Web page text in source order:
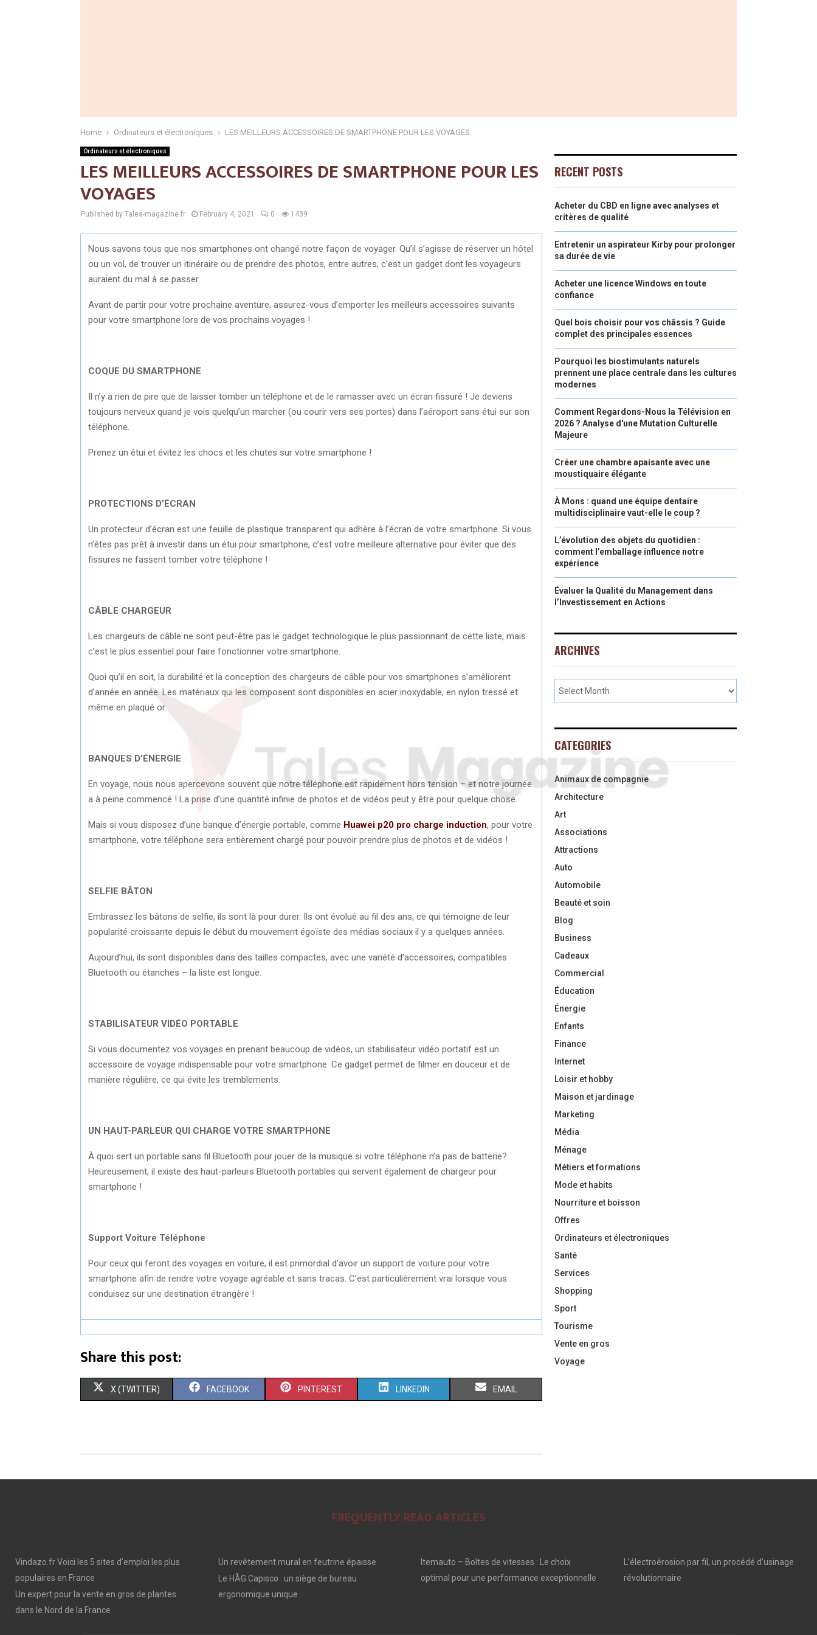
Home Ordinateurs et électroniques LES MEILLEURS ACCESSOIRES DE SMARTPHONE POUR LES VOYAGES
Ordinateurs et électroniques
LES MEILLEURS ACCESSOIRES DE SMARTPHONE POUR LES
VOYAGES
Published by Tales-magazine.fr February 4, 2021 0 1439
Nous savons tous que nos smartphones ont changé notre façon de voyager. Qu’il s’agisse de réserver un hôtel
ou un vol, de trouver un itinéraire ou de prendre des photos, entre autres, c’est un gadget dont les voyageurs
auraient du mal à se passer.
Avant de partir pour votre prochaine aventure, assurez-vous d’emporter les meilleurs accessoires suivants
pour votre smartphone lors de vos prochains voyages !
COQUE DU SMARTPHONE
Il n’y a rien de pire que de laisser tomber un téléphone et de le ramasser avec un écran fissuré ! Je deviens
toujours nerveux quand je vois quelqu’un marcher (ou courir vers ses portes) dans l’aéroport sans étui sur son
téléphone.
Prenez un étui et évitez les chocs et les chutes sur votre smartphone !
PROTECTIONS D’ÉCRAN
Un protecteur d’écran est une feuille de plastique transparent qui adhère à l’écran de votre smartphone. Si vous
n’êtes pas prêt à investir dans un étui pour smartphone, c’est votre meilleure alternative pour éviter que des
fissures ne fassent tomber votre téléphone !
CÂBLE CHARGEUR
Les chargeurs de câble ne sont peut-être pas le gadget technologique le plus passionnant de cette liste, mais
c’est le plus essentiel pour faire fonctionner votre smartphone.
Quoi qu’il en soit, la durabilité et la conception des chargeurs de câble pour vos smartphones s’améliorent
d’année en année. Les matériaux qui les composent sont disponibles en acier inoxydable, en nylon tressé et
même en plaqué or.
BANQUES D’ÉNERGIE
En voyage, nous nous apercevons souvent que notre téléphone est rapidement hors tension – et notre journée
a à peine commencé ! La prise d’une quantité infinie de photos et de vidéos peut y être pour quelque chose.
Mais si vous disposez d’une banque d’énergie portable, comme Huawei p20 pro charge induction, pour votre
smartphone, votre téléphone sera entièrement chargé pour pouvoir prendre plus de photos et de vidéos !
SELFIE BÂTON
Embrassez les bâtons de selfie, ils sont là pour durer. Ils ont évolué au fil des ans, ce qui témoigne de leur
popularité croissante depuis le début du mouvement égoïste des médias sociaux il y a quelques années.
Aujourd’hui, ils sont disponibles dans des tailles compactes, avec une variété d’accessoires, compatibles
Bluetooth ou étanches – la liste est longue.
STABILISATEUR VIDÉO PORTABLE
Si vous documentez vos voyages en prenant beaucoup de vidéos, un stabilisateur vidéo portatif est un
accessoire de voyage indispensable pour votre smartphone. Ce gadget permet de filmer en douceur et de
manière régulière, ce qui évite les tremblements.
UN HAUT-PARLEUR QUI CHARGE VOTRE SMARTPHONE
À quoi sert un portable sans fil Bluetooth pour jouer de la musique si votre téléphone n’a pas de batterie?
Heureusement, il existe des haut-parleurs Bluetooth portables qui servent également de chargeur pour
smartphone !
Support Voiture Téléphone
Pour ceux qui feront des voyages en voiture, il est primordial d’avoir un support de voiture pour votre
smartphone afin de rendre votre voyage agréable et sans tracas. C’est particulièrement vrai lorsque vous
conduisez sur une destination étrangère !
Share this post:
S
R
X (TWITTER) S
R
FACEBOOK S
R
PINTEREST S
R
N
LINKEDIN S
R
EMAIL
RECENT POSTS
Acheter du CBD en ligne avec analyses et
critères de qualité
Entretenir un aspirateur Kirby pour prolonger
sa durée de vie
Acheter une licence Windows en toute
confiance
Quel bois choisir pour vos châssis ? Guide
complet des principales essences
Pourquoi les biostimulants naturels
prennent une place centrale dans les cultures
modernes
Comment Regardons-Nous la Télévision en
2026 ? Analyse d'une Mutation Culturelle
Majeure
Créer une chambre apaisante avec une
moustiquaire élégante
À Mons : quand une équipe dentaire
multidisciplinaire vaut-elle le coup ?
L’évolution des objets du quotidien :
comment l’emballage influence notre
expérience
Évaluer la Qualité du Management dans
l’Investissement en Actions
ARCHIVES
CATEGORIES
Animaux de compagnie
Architecture
Art
Associations
Attractions
Auto
Automobile
Beauté et soin
Blog
Business
Cadeaux
Commercial
Éducation
Énergie
Enfants
Finance
Internet
Loisir et hobby
Maison et jardinage
Marketing
Média
Ménage
Métiers et formations
Mode et habits
Nourriture et boisson
Offres
Ordinateurs et électroniques
Santé
Services
Shopping
Sport
Tourisme
Vente en gros
Voyage
FREQUENTLY READ ARTICLES
Vindazo.fr Voici les 5 sites d’emploi les plus
populaires en France
Un expert pour la vente en gros de plantes
dans le Nord de la France
Un revêtement mural en feutrine épaisse
Le HÅG Capisco : un siège de bureau
ergonomique unique
Itemauto – Boîtes de vitesses : Le choix
optimal pour une performance exceptionnelle
L’électroérosion par fil, un procédé d’usinage
révolutionnaire